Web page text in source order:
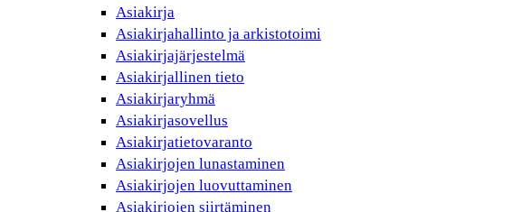
Asiakirja
Asiakirjahallinto ja arkistotoimi
Asiakirjajärjestelmä
Asiakirjallinen tieto
Asiakirjaryhmä
Asiakirjasovellus
Asiakirjatietovaranto
Asiakirjojen lunastaminen
Asiakirjojen luovuttaminen
Asiakirjojen siirtäminen